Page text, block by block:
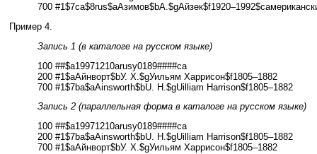
700
Пример 4.
Запись 1 (в каталоге на русском языке)
100 ##$a19971210arusy0189####ca
200 #1$aАйнворт$bУ. Х.$gУильям Харрисон$f1805–1882
700 #1$7ba$aAinsworth$bU. H.$gUilliam Harrison$f1805–1882
Запись 2 (параллельная форма в каталоге на русском языке)
100 ##$a19971210arusy0189####ca
200 #1$7ba$aAinsworth$bU. H.$gUilliam Harrison$f1805–1882
700 #1$aАйнворт$bУ. Х.$gУильям Харрисон$f1805–1882